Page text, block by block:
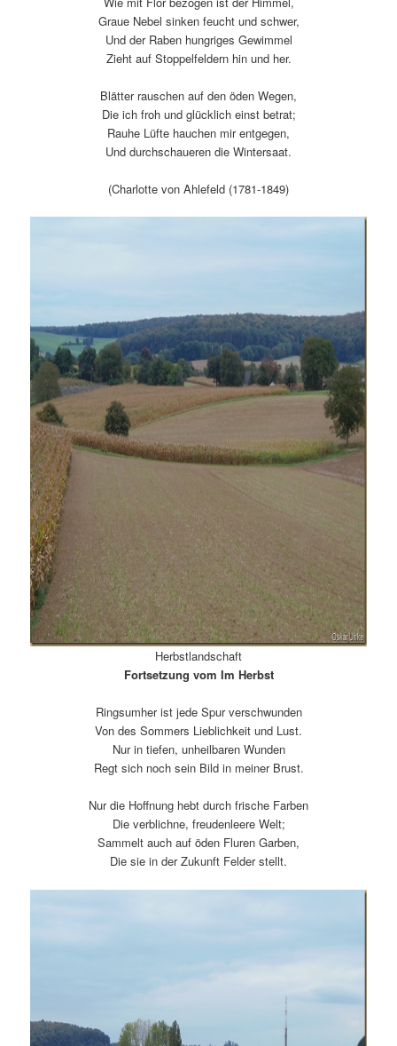
Graue Nebel sinken feucht und schwer,
Und der Raben hungriges Gewimmel
Zieht auf Stoppelfeldern hin und her.
Blätter rauschen auf den öden Wegen,
Die ich froh und glücklich einst betrat;
Rauhe Lüfte hauchen mir entgegen,
Und durchschaueren die Wintersaat.
(Charlotte von Ahlefeld (1781-1849)
Herbstlandschaft
Fortsetzung vom Im Herbst
Ringsumher ist jede Spur verschwunden
Von des Sommers Lieblichkeit und Lust.
Nur in tiefen, unheilbaren Wunden
Regt sich noch sein Bild in meiner Brust.
Nur die Hoffnung hebt durch frische Farben
Die verblichne, freudenleere Welt;
Sammelt auch auf öden Fluren Garben,
Die sie in der Zukunft Felder stellt.